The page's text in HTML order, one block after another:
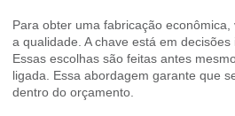
Para obter uma fabricação
a qualidade. A chave está em
Essas escolhas são feitas antes
ligada. Essa abordagem garante que
dentro do orçamento.